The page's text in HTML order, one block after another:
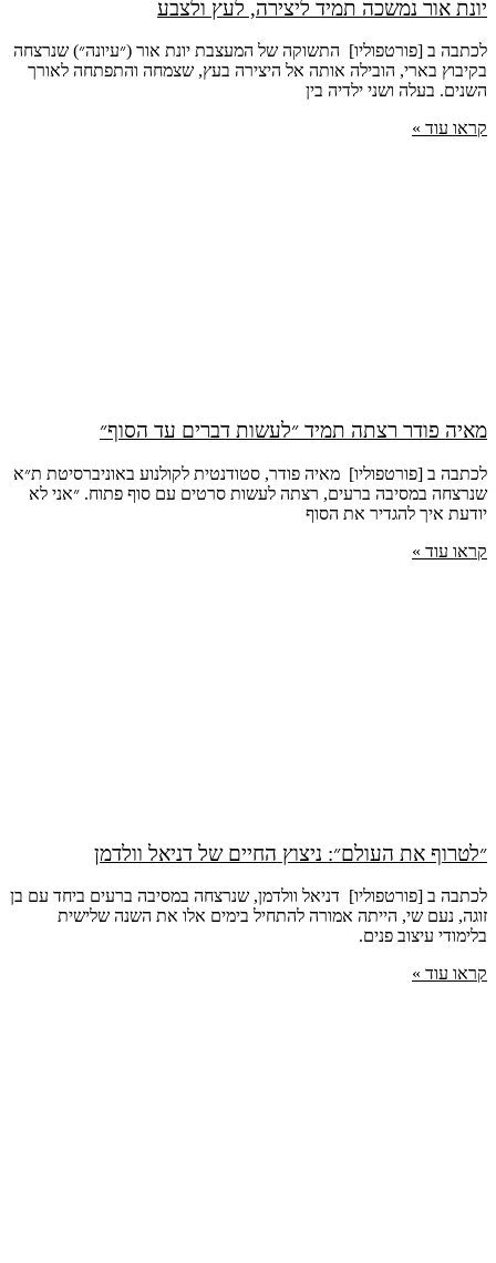
יונת אור נמשכה תמיד ליצירה, לעץ ולצבע
לכתבה ב [פורטפוליו] התשוקה של המעצבת יונת אור (״עיונה״) שנרצחה
בקיבוץ בארי, הובילה אותה אל היצירה בעץ, שצמחה והתפתחה לאורך
השנים. בעלה ושני ילדיה בין
קראו עוד »
מאיה פודר רצתה תמיד ״לעשות דברים עד הסוף״
לכתבה ב [פורטפוליו] מאיה פודר, סטודנטית לקולנוע באוניברסיטת ת״א
שנרצחה במסיבה ברעים, רצתה לעשות סרטים עם סוף פתוח. ״אני לא
יודעת איך להגדיר את הסוף
קראו עוד »
״לטרוף את העולם״: ניצוץ החיים של דניאל וולדמן
לכתבה ב [פורטפוליו] דניאל וולדמן, שנרצחה במסיבה ברעים ביחד עם בן
זוגה, נעם שי, הייתה אמורה להתחיל בימים אלו את השנה שלישית
בלימודי עיצוב פנים.
קראו עוד »